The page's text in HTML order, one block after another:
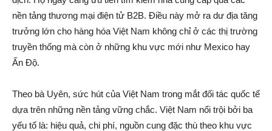
nền tảng thương mại điện tử B2B. Điều này mở ra dư địa tăng
trưởng lớn cho hàng hóa Việt Nam không chỉ ở các thị trường
truyền thống mà còn ở những khu vực mới như Mexico hay
Ấn Độ.
Theo bà Uyên, sức hút của Việt Nam trong mắt đối tác quốc tế
dựa trên những nền tảng vững chắc. Việt Nam nổi trội bởi ba
yếu tố là: hiệu quả, chi phí, nguồn cung đặc thù theo khu vực